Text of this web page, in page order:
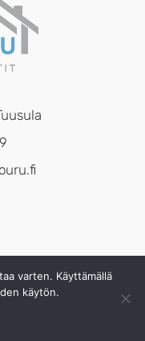
pidätetään
varten. Käyttämällä
käytön.